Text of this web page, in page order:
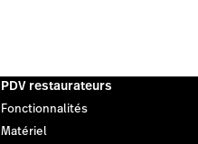
PDV restaurateurs
Fonctionnalités
Matériel